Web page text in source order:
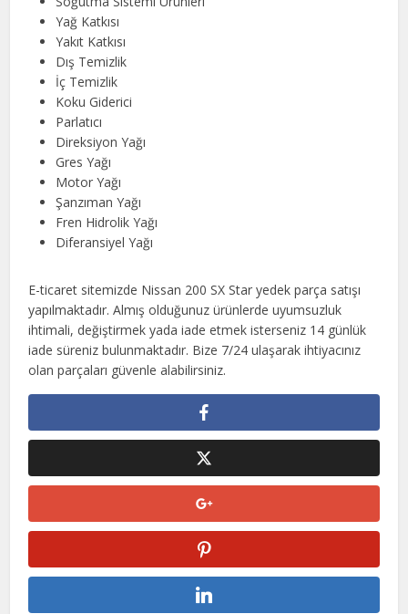
Yağ Katkısı
Yakıt Katkısı
Dış Temizlik
İç Temizlik
Koku Giderici
Parlatıcı
Direksiyon Yağı
Gres Yağı
Motor Yağı
Şanzıman Yağı
Fren Hidrolik Yağı
Diferansiyel Yağı
E-ticaret sitemizde Nissan 200 SX Star yedek parça satışı
yapılmaktadır. Almış olduğunuz ürünlerde uyumsuzluk
ihtimali, değiştirmek yada iade etmek isterseniz 14 günlük
iade süreniz bulunmaktadır. Bize 7/24 ulaşarak ihtiyacınız
olan parçaları güvenle alabilirsiniz.